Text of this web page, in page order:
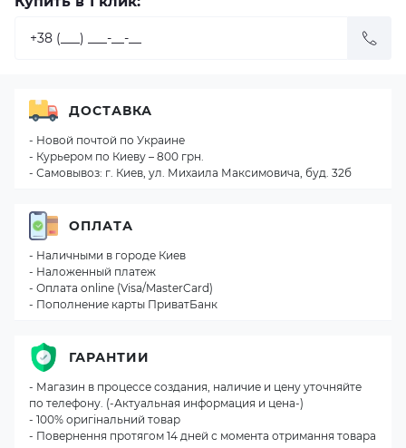
ДОСТАВКА
- Новой почтой по Украине
- Курьером по Киеву – 800 грн.
- Самовывоз: г. Киев, ул. Михаила Максимовича, буд. 32б
ОПЛАТА
- Наличными в городе Киев
- Наложенный платеж
- Оплата online (Visa/MasterCard)
- Пополнение карты ПриватБанк
ГАРАНТИИ
- Магазин в процессе создания, наличие и цену уточняйте
по телефону. (-Актуальная информация и цена-)
- 100% оригінальний товар
- Повернення протягом 14 дней с момента отримання товара